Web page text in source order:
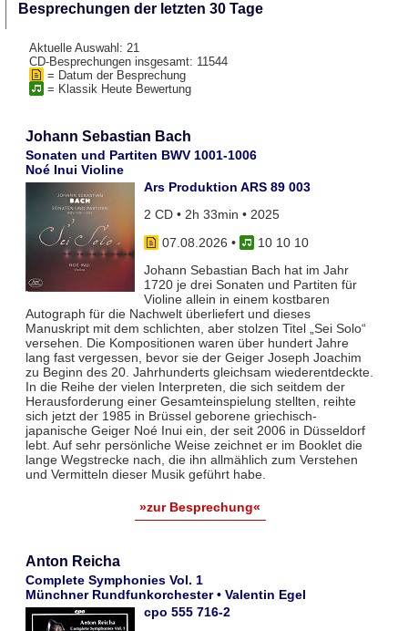
Besprechungen der letzten 30 Tage
Aktuelle Auswahl: 21
CD-Besprechungen insgesamt: 11544
= Datum der Besprechung
= Klassik Heute Bewertung
Johann Sebastian Bach
Sonaten und Partiten BWV 1001-1006
Noé Inui Violine
Ars Produktion ARS 89 003
2 CD • 2h 33min • 2025
07.08.2026 •
10 10 10
Johann Sebastian Bach hat im Jahr
1720 je drei Sonaten und Partiten für
Violine allein in einem kostbaren
Autograph für die Nachwelt überliefert und dieses
Manuskript mit dem schlichten, aber stolzen Titel „Sei Solo“
versehen. Die Kompositionen waren über hundert Jahre
lang fast vergessen, bevor sie der Geiger Joseph Joachim
zu Beginn des 20. Jahrhunderts gleichsam wiederentdeckte.
In die Reihe der vielen Interpreten, die sich seitdem der
Herausforderung einer Gesamteinspielung stellten, reihte
sich jetzt der 1985 in Brüssel geborene griechisch-
japanische Geiger Noé Inui ein, der seit 2006 in Düsseldorf
lebt. Auf sehr persönliche Weise zeichnet er im Booklet die
lange Wegstrecke nach, die ihn allmählich zum Verstehen
und Vermitteln dieser Musik geführt habe.
»zur Besprechung«
Anton Reicha
Complete Symphonies Vol. 1
Münchner Rundfunkorchester • Valentin Egel
cpo 555 716-2